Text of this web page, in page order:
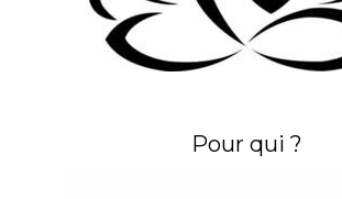
Pour qui ?